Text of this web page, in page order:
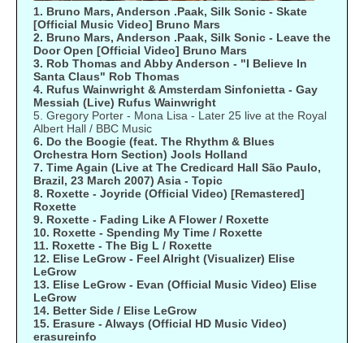
1. Bruno Mars, Anderson .Paak, Silk Sonic - Skate
[Official Music Video] Bruno Mars
2. Bruno Mars, Anderson .Paak, Silk Sonic - Leave the
Door Open [Official Video] Bruno Mars
3. Rob Thomas and Abby Anderson - "I Believe In
Santa Claus" Rob Thomas
4. Rufus Wainwright & Amsterdam Sinfonietta - Gay
Messiah (Live) Rufus Wainwright
5. Gregory Porter - Mona Lisa - Later 25 live at the Royal
Albert Hall / BBC Music
6. Do the Boogie (feat. The Rhythm & Blues
Orchestra Horn Section) Jools Holland
7. Time Again (Live at The Credicard Hall São Paulo,
Brazil, 23 March 2007) Asia - Topic
8. Roxette - Joyride (Official Video) [Remastered]
Roxette
9. Roxette - Fading Like A Flower / Roxette
10. Roxette - Spending My Time / Roxette
11. Roxette - The Big L / Roxette
12. Elise LeGrow - Feel Alright (Visualizer) Elise
LeGrow
13. Elise LeGrow - Evan (Official Music Video) Elise
LeGrow
14. Better Side / Elise LeGrow
15. Erasure - Always (Official HD Music Video)
erasureinfo